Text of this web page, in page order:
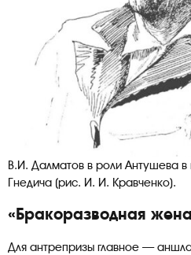
В.И. Далматов в роли Антушева в
Гнедича (рис. И. И. Кравченко).
«Бракоразводная
Для антрепризы главное —